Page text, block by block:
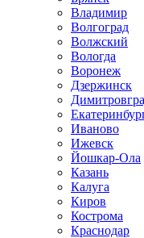
Владимир
Волгоград
Волжский
Вологда
Воронеж
Дзержинск
Иваново
Ижевск
Йошкар-Ола
Казань
Калуга
Киров
Кострома
Краснодар